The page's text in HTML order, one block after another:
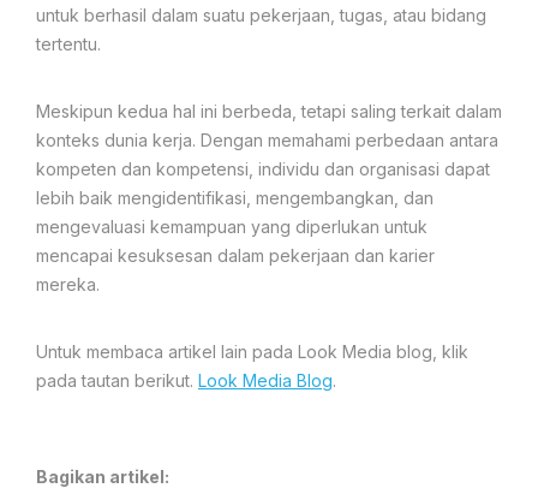
untuk berhasil dalam suatu pekerjaan, tugas, atau bidang
tertentu.
Meskipun kedua hal ini berbeda, tetapi saling terkait dalam
konteks dunia kerja. Dengan memahami perbedaan antara
kompeten dan kompetensi, individu dan organisasi dapat
lebih baik mengidentifikasi, mengembangkan, dan
mengevaluasi kemampuan yang diperlukan untuk
mencapai kesuksesan dalam pekerjaan dan karier
mereka.
Untuk membaca artikel lain pada Look Media blog, klik
pada tautan berikut. Look Media Blog.
Bagikan artikel: